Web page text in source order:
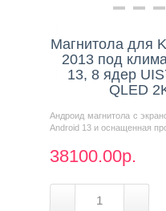
Магнитола для
2013 под
13, 8 ядер
QLED
Андроид магнитола с
Android 13 и оснащенная
38100.00р.